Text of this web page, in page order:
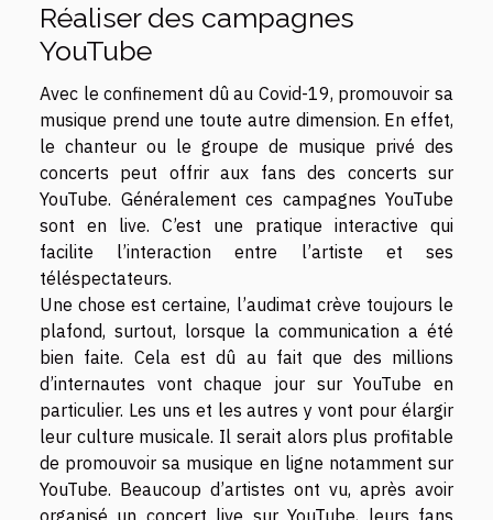
Réaliser des campagnes
YouTube
Avec le confinement dû au Covid-19, promouvoir sa
musique prend une toute autre dimension. En effet,
le chanteur ou le groupe de musique privé des
concerts peut offrir aux fans des concerts sur
YouTube. Généralement ces campagnes YouTube
sont en live. C’est une pratique interactive qui
facilite l’interaction entre l’artiste et ses
téléspectateurs.
Une chose est certaine, l’audimat crève toujours le
plafond, surtout, lorsque la communication a été
bien faite. Cela est dû au fait que des millions
d’internautes vont chaque jour sur YouTube en
particulier. Les uns et les autres y vont pour élargir
leur culture musicale. Il serait alors plus profitable
de promouvoir sa musique en ligne notamment sur
YouTube. Beaucoup d’artistes ont vu, après avoir